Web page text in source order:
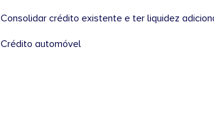
Consolidar crédito existente e ter liquidez
Crédito automóvel